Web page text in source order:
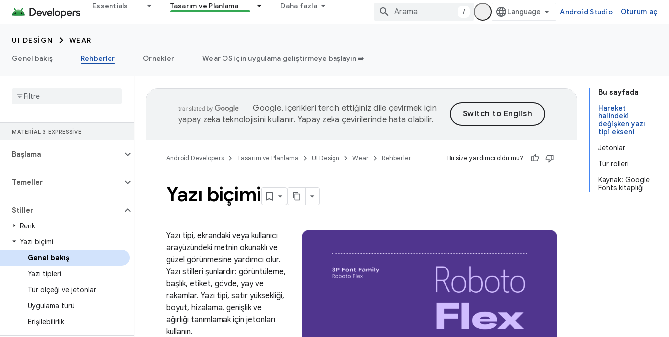
Essentials Tasarım ve Planlama Daha fazla
/ Android Studio Oturum aç
UI DESIGN
WEAR
Genel bakış
Rehberler Örnekler Wear OS için uygulama geliştirmeye başlayın ➡️
MATERIAL 3 EXPRESSIVE
Başlama
Temeller
Stiller
Renk
Yazı biçimi
Genel bakış
Yazı tipleri
Tür ölçeği ve jetonlar
Uygulama türü
Erişilebilirlik
Bu sayfada
Hareket
halindeki
değişken yazı
tipi ekseni
Jetonlar
Tür rolleri
Kaynak: Google
Fonts kitaplığı
Google, içerikleri tercih ettiğiniz dile çevirmek için
yapay zeka teknolojisini kullanır. Yapay zeka çevirilerinde hata olabilir.
Android Developers Tasarım ve Planlama UI Design Wear Rehberler Bu size yardımcı oldu mu?
Yazı biçimi
Yazı tipi, ekrandaki veya kullanıcı
arayüzündeki metnin okunaklı ve
güzel görünmesine yardımcı olur.
Yazı stilleri şunlardır: görüntüleme,
başlık, etiket, gövde, yay ve
rakamlar. Yazı tipi, satır yüksekliği,
boyut, hizalama, genişlik ve
ağırlığı tanımlamak için jetonları
kullanın.